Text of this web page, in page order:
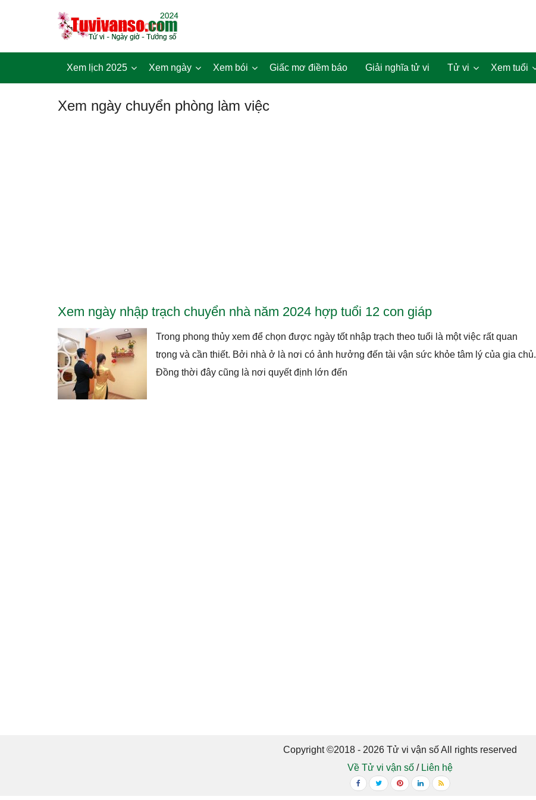
Xem lịch 2025 Xem ngày Xem bói Giấc mơ điềm báo Giải nghĩa tử vi Tử vi Xem tuổi
Xem ngày chuyển phòng làm việc
Xem ngày nhập trạch chuyển nhà năm 2024 hợp tuổi 12 con giáp
Trong phong thủy xem để chọn được ngày tốt nhập trạch theo tuổi là một việc rất quan
trọng và cần thiết. Bởi nhà ở là nơi có ảnh hưởng đến tài vận sức khỏe tâm lý của gia chủ.
Đồng thời đây cũng là nơi quyết định lớn đến
Copyright ©2018 - 2026 Tử vi vận số All rights reserved
Về Tử vi vận số/ Liên hệ